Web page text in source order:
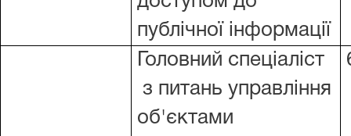
публічної інформації
Головний спеціаліст
з питань управління
об'єктами